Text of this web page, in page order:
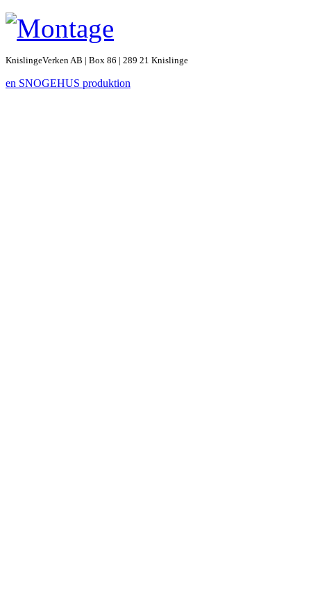
KnislingeVerken AB | Box 86 | 289 21 Knislinge
en SNOGEHUS produktion